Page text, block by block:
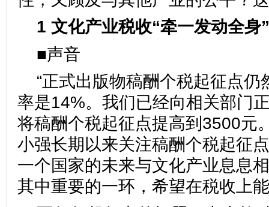
1 文化产业税收“牵一发动全身”
■声音
“正式出版物稿酬个税起征点
率是14%。我们已经向相关部门
将稿酬个税起征点提高到3500元
小强长期以来关注稿酬个税起征
一个国家的未来与文化产业息息
其中重要的一环，希望在税收上